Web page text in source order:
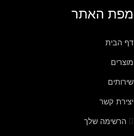
מפת האתר
דף הבית
מוצרים
שירותים
יצירת קשר
הרשימה שלך